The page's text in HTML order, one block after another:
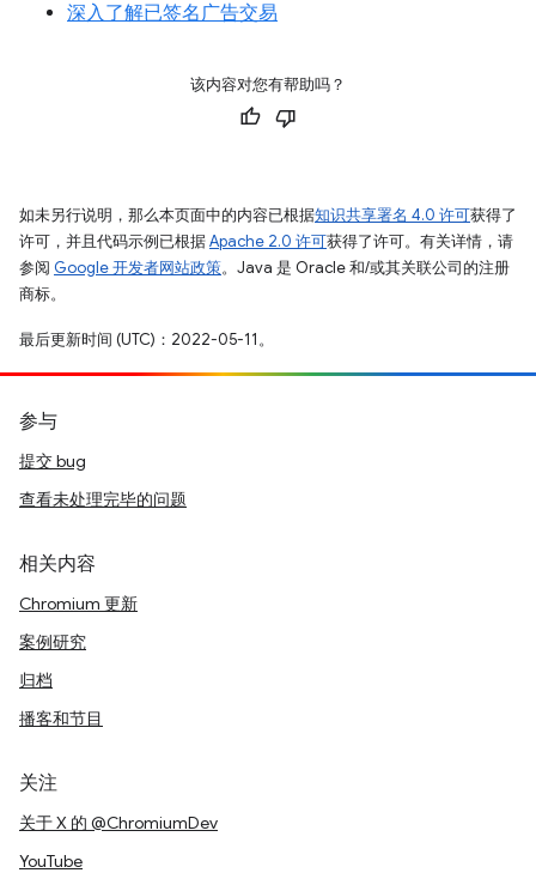
深入了解已签名广告交易
该内容对您有帮助吗？
如未另行说明，那么本页面中的内容已根据知识共享署名 4.0 许可获得了
许可，并且代码示例已根据Apache 2.0 许可获得了许可。有关详情，请
参阅 Google 开发者网站政策。Java 是 Oracle 和/或其关联公司的注册
商标。
最后更新时间 (UTC)：2022-05-11。
参与
提交 bug
查看未处理完毕的问题
相关内容
Chromium 更新
案例研究
归档
播客和节目
关注
关于 X 的 @ChromiumDev
YouTube